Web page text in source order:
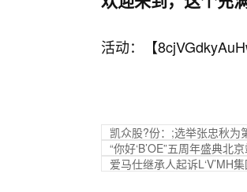
活动：【
凯众股?份：;选举张忠秋为
“你好‘B’OE”五周年盛典北
爱马仕继承人起诉L‘V’MH